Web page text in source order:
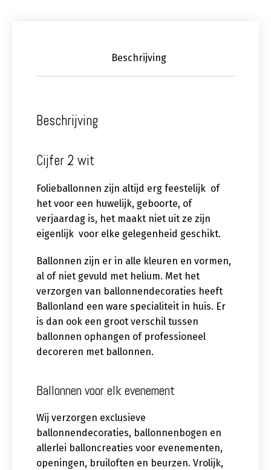
Beschrijving
Beschrijving
Cijfer 2 wit
Folieballonnen zijn altijd erg feestelijk of
het voor een huwelijk, geboorte, of
verjaardag is, het maakt niet uit ze zijn
eigenlijk voor elke gelegenheid geschikt.
Ballonnen zijn er in alle kleuren en vormen,
al of niet gevuld met helium. Met het
verzorgen van ballonnendecoraties heeft
Ballonland een ware specialiteit in huis. Er
is dan ook een groot verschil tussen
ballonnen ophangen of professioneel
decoreren met ballonnen.
Ballonnen voor elk evenement
Wij verzorgen exclusieve
ballonnendecoraties, ballonnenbogen en
allerlei balloncreaties voor evenementen,
openingen, bruiloften en beurzen. Vrolijk,